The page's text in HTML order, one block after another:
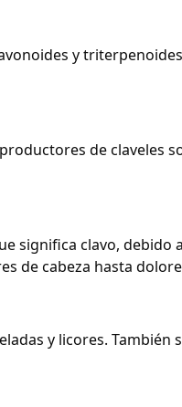
y
de claveles
significa clavo, debido
de cabeza hasta
y licores. También